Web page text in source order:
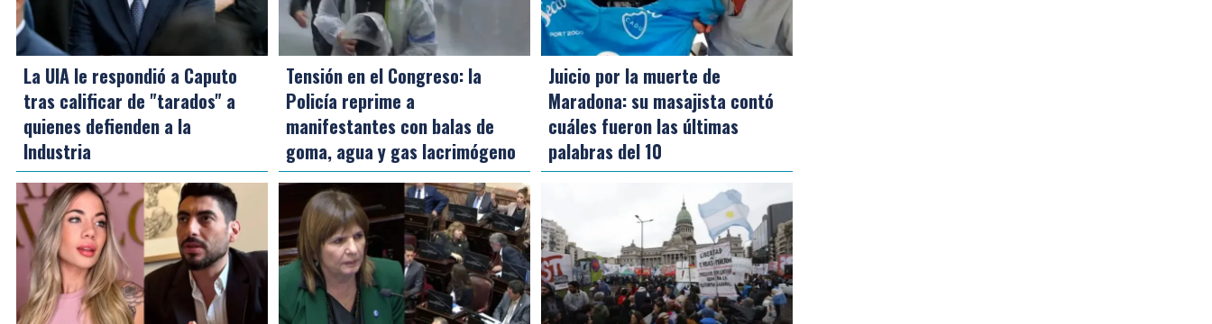
La UIA le respondió a Caputo
tras calificar de "tarados" a
quienes defienden a la
Industria
Tensión en el Congreso: la
Policía reprime a
manifestantes con balas de
goma, agua y gas lacrimógeno
Juicio por la muerte de
Maradona: su masajista contó
cuáles fueron las últimas
palabras del 10